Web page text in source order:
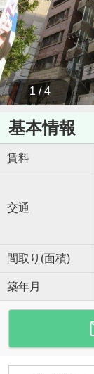
1 / 4
基本情報
賃料
交通
間取り(面積)
築年月